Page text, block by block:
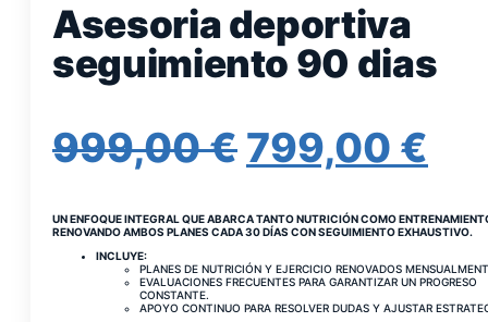
Asesoria deportiva
seguimiento 90 dias
999,00€ EL
ORIGINAL
ERA:
799,00 €
UN ENFOQUE INTEGRAL QUE ABARCA TANTO NUTRICIÓN COMO
RENOVANDO AMBOS PLANES CADA 30 DÍAS CON SEGUIMIENTO EXHAUSTIVO.
INCLUYE:
PLANES DE NUTRICIÓN Y EJERCICIO RENOVADOS
EVALUACIONES FRECUENTES PARA GARANTIZAR UN PROGRESO
CONSTANTE.
APOYO CONTINUO PARA RESOLVER DUDAS Y AJUSTAR